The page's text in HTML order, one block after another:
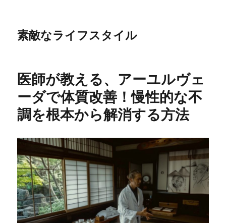
素敵なライフスタイル
医師が教える、アーユルヴェ
ーダで体質改善！慢性的な不
調を根本から解消する方法